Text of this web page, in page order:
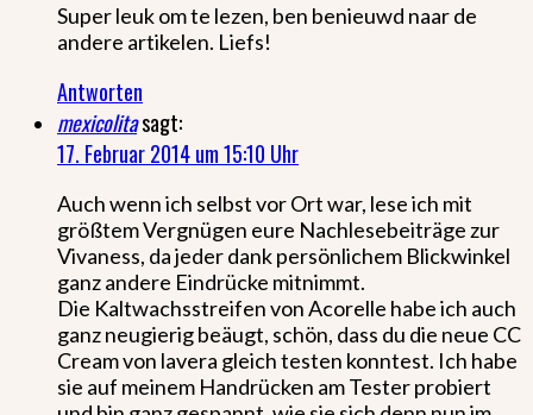
Super leuk om te lezen, ben benieuwd naar de
andere artikelen. Liefs!
Antworten
mexicolitasagt:
17. Februar 2014 um 15:10 Uhr
Auch wenn ich selbst vor Ort war, lese ich mit
größtem Vergnügen eure Nachlesebeiträge zur
Vivaness, da jeder dank persönlichem Blickwinkel
ganz andere Eindrücke mitnimmt.
Die Kaltwachsstreifen von Acorelle habe ich auch
ganz neugierig beäugt, schön, dass du die neue CC
Cream von lavera gleich testen konntest. Ich habe
sie auf meinem Handrücken am Tester probiert